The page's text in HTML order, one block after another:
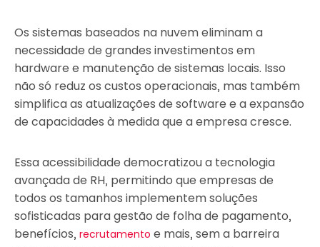
Os sistemas baseados na nuvem eliminam a
necessidade de grandes investimentos em
hardware e manutenção de sistemas locais. Isso
não só reduz os custos operacionais, mas também
simplifica as atualizações de software e a expansão
de capacidades à medida que a empresa cresce.
Essa acessibilidade democratizou a tecnologia
avançada de RH, permitindo que empresas de
todos os tamanhos implementem soluções
sofisticadas para gestão de folha de pagamento,
benefícios, recrutamento e mais, sem a barreira